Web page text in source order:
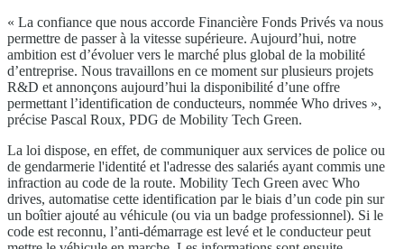
« La confiance que nous accorde Financière Fonds Privés va nous
permettre de passer à la vitesse supérieure. Aujourd’hui, notre
ambition est d’évoluer vers le marché plus global de la mobilité
d’entreprise. Nous travaillons en ce moment sur plusieurs projets
R&D et annonçons aujourd’hui la disponibilité d’une offre
permettant l’identification de conducteurs, nommée Who drives »,
précise Pascal Roux, PDG de Mobility Tech Green.
La loi dispose, en effet, de communiquer aux services de police ou
de gendarmerie l'identité et l'adresse des salariés ayant commis une
infraction au code de la route. Mobility Tech Green avec Who
drives, automatise cette identification par le biais d’un code pin sur
un boîtier ajouté au véhicule (ou via un badge professionnel). Si le
code est reconnu, l’anti-démarrage est levé et le conducteur peut